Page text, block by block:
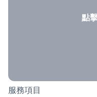
點
服務項目